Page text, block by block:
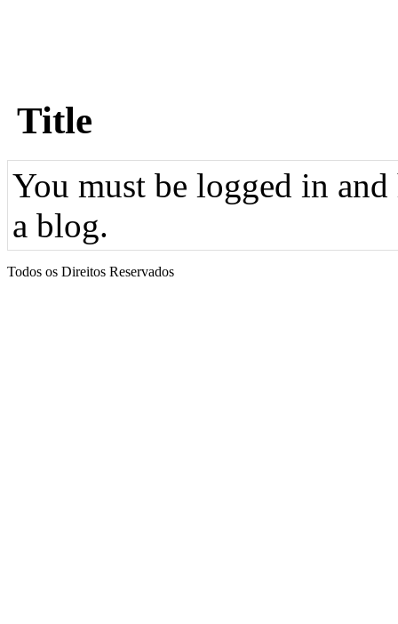
Title
You must be logged in
a blog.
Todos os Direitos Reservados